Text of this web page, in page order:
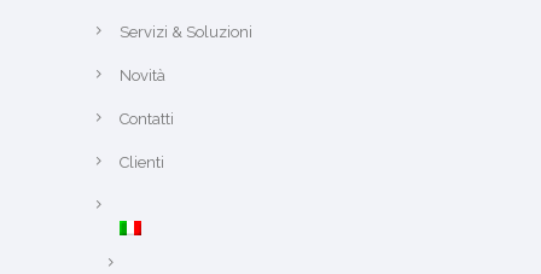
Servizi & Soluzioni
Novità
Contatti
Clienti